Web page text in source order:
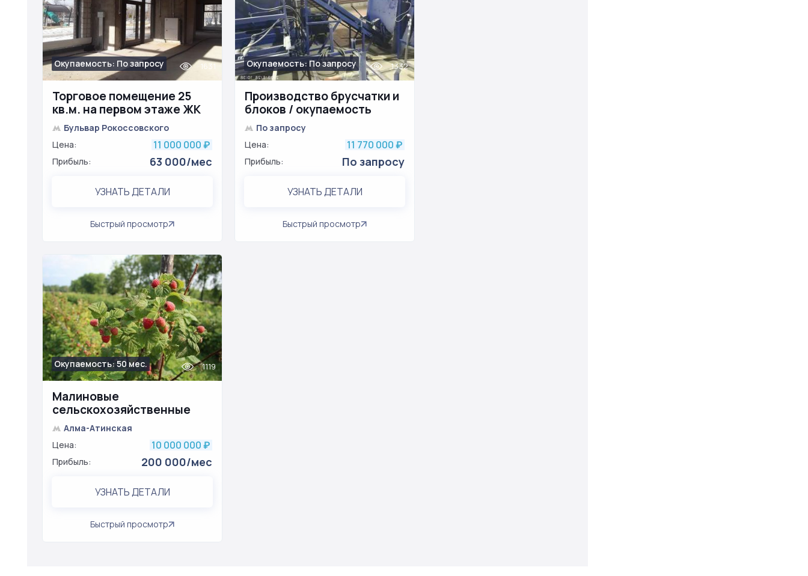
Торговое помещение 25
кв.м. на первом этаже ЖК
Окупаемость: По запросу 1631
Бульвар Рокоссовского
Цена:
11 000 000 ₽
Прибыль: 63 000/мес
УЗНАТЬ ДЕТАЛИ
Быстрый просмотр
Производство брусчатки и
блоков / окупаемость
менее 1 года
Окупаемость: По запросу 1332
По запросу
Цена:
11 770 000 ₽
Прибыль: По запросу
УЗНАТЬ ДЕТАЛИ
Быстрый просмотр
Малиновые
сельскохозяйственные
земли
Окупаемость: 50 мес. 1119
Алма-Атинская
Цена:
10 000 000 ₽
Прибыль: 200 000/мес
УЗНАТЬ ДЕТАЛИ
Быстрый просмотр